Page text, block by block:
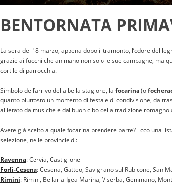
BENTORNATA
La sera del 18 marzo, appena dopo il tramonto, l’odore del
grazie ai fuochi che animano non solo le sue campagne, ma
cortile di parrocchia.
Simbolo dell’arrivo della bella stagione, la focarina(o
quanto piuttosto un momento di festa e di condivisione, da
allietato da musiche e dal buon cibo della tradizione
Avete già scelto a quale focarina prendere parte? Ecco una
selezione, nelle provincie di:
Ravenna:Cervia, Castiglione
Forlì-Cesena: Cesena, Gatteo, Savignano sul Rubicone, San
Rimini: Rimini, Bellaria-Igea Marina, Viserba, Gemmano,